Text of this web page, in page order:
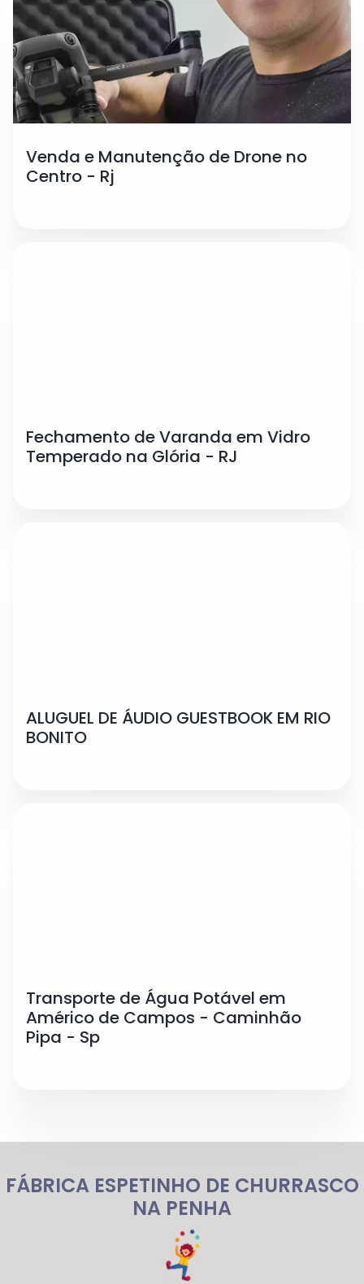
Venda e Manutenção de Drone no
Centro - Rj
Fechamento de Varanda em Vidro
Temperado na Glória - RJ
ALUGUEL DE ÁUDIO GUESTBOOK EM RIO
BONITO
Transporte de Água Potável em
Américo de Campos - Caminhão
Pipa - Sp
FÁBRICA ESPETINHO DE CHURRASCO
NA PENHA